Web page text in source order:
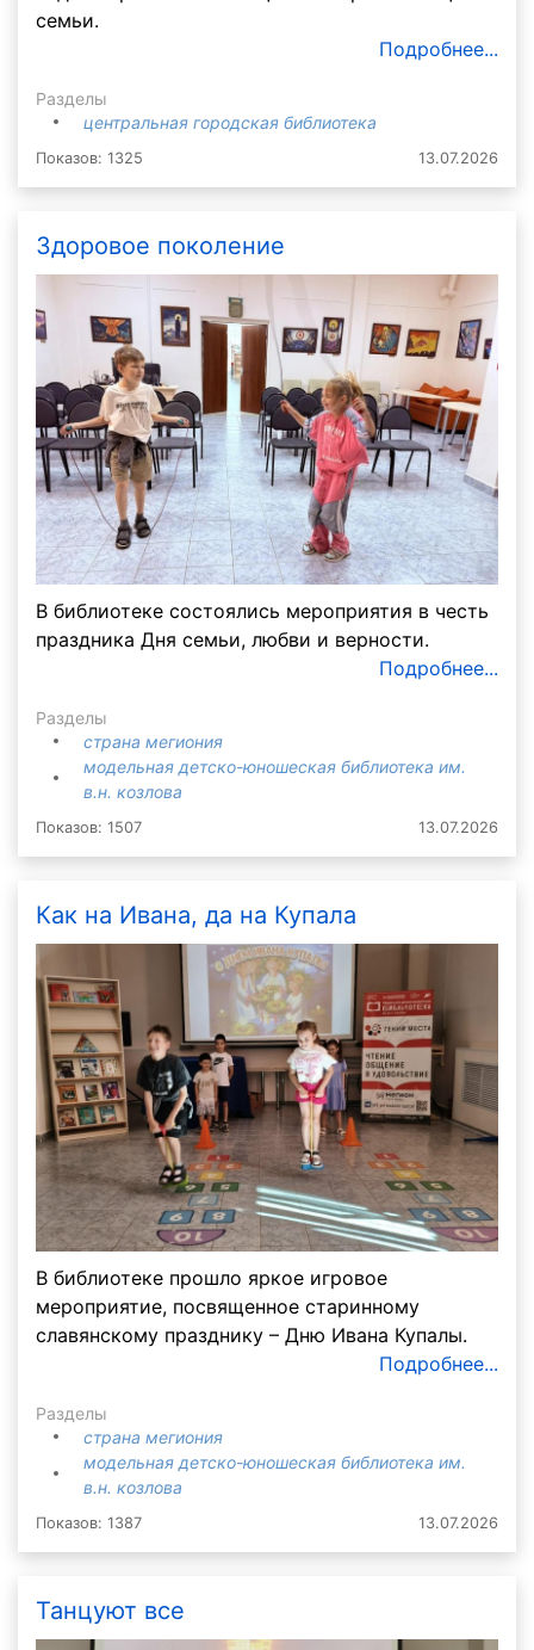
семьи.
Подробнее...
Разделы
центральная городская библиотека
Показов: 1325 13.07.2026
Здоровое поколение
В библиотеке состоялись мероприятия в честь
праздника Дня семьи, любви и верности.
Подробнее...
Разделы
страна мегиония
модельная детско-юношеская библиотека им.
в.н. козлова
Показов: 1507 13.07.2026
Как на Ивана, да на Купала
В библиотеке прошло яркое игровое
мероприятие, посвященное старинному
славянскому празднику – Дню Ивана Купалы.
Подробнее...
Разделы
страна мегиония
модельная детско-юношеская библиотека им.
в.н. козлова
Показов: 1387 13.07.2026
Танцуют все